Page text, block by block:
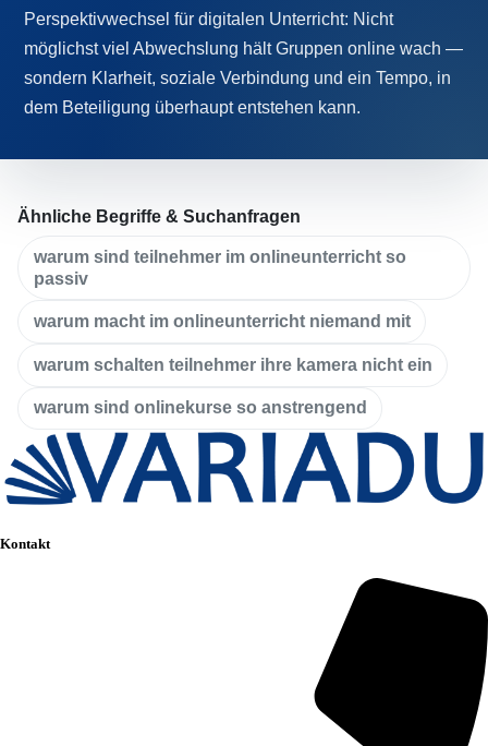
Perspektivwechsel für digitalen Unterricht: Nicht
möglichst viel Abwechslung hält Gruppen online wach —
sondern Klarheit, soziale Verbindung und ein Tempo, in
dem Beteiligung überhaupt entstehen kann.
Ähnliche Begriffe & Suchanfragen
warum sind teilnehmer im onlineunterricht so
passiv
warum macht im onlineunterricht niemand mit
warum schalten teilnehmer ihre kamera nicht ein
warum sind onlinekurse so anstrengend
Kontakt